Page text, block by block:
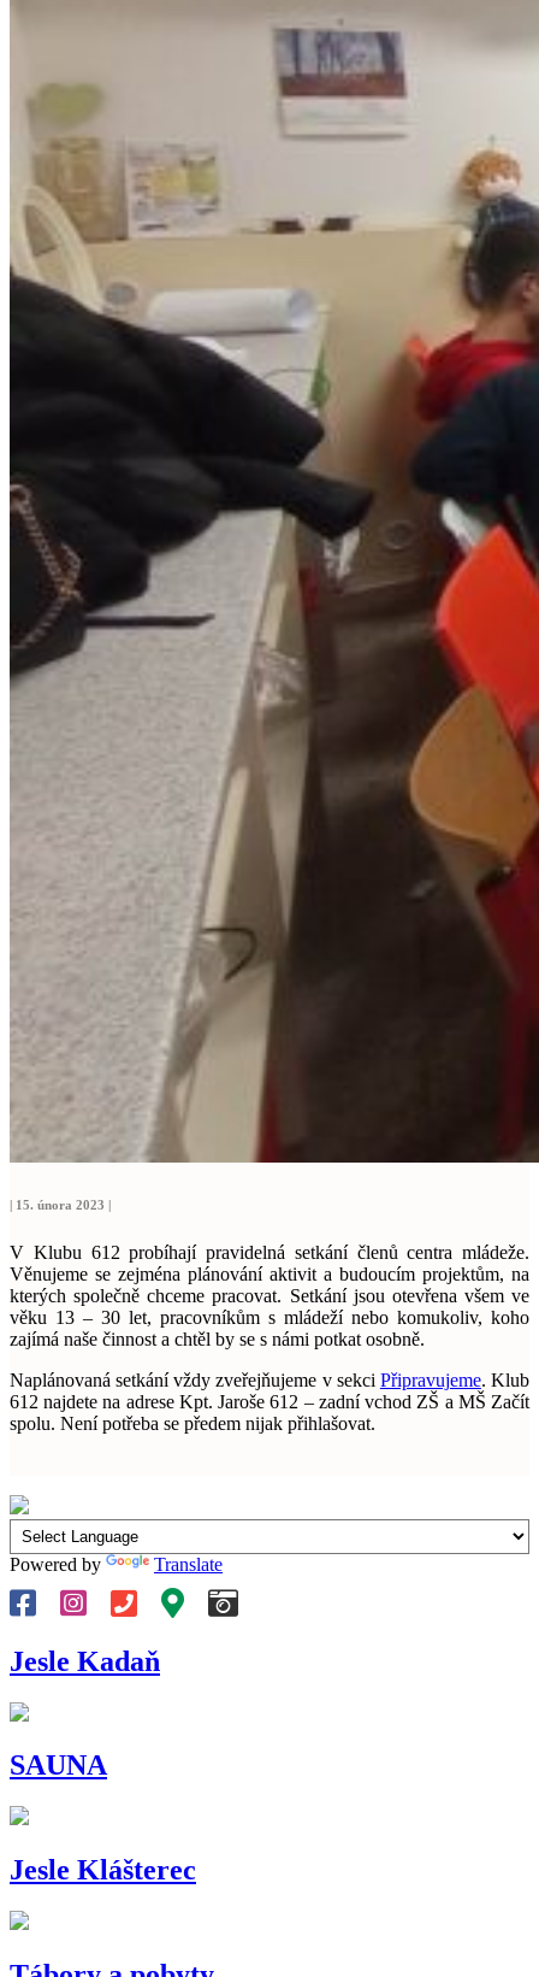
| 15. února 2023 |
V Klubu 612 probíhají pravidelná setkání členů centra mládeže.
Věnujeme se zejména plánování aktivit a budoucím projektům, na
kterých společně chceme pracovat. Setkání jsou otevřena všem ve
věku 13 – 30 let, pracovníkům s mládeží nebo komukoliv, koho
zajímá naše činnost a chtěl by se s námi potkat osobně.
Naplánovaná setkání vždy zveřejňujeme v sekci Připravujeme. Klub
612 najdete na adrese Kpt. Jaroše 612 – zadní vchod ZŠ a MŠ Začít
spolu. Není potřeba se předem nijak přihlašovat.
Powered by Translate
Jesle Kadaň
SAUNA
Jesle Klášterec